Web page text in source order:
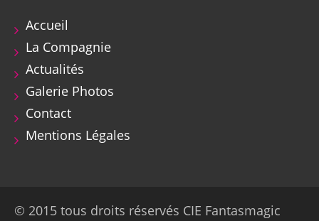
Accueil
La Compagnie
Actualités
Galerie Photos
Contact
Mentions Légales
© 2015 tous droits réservés CIE Fantasmagic